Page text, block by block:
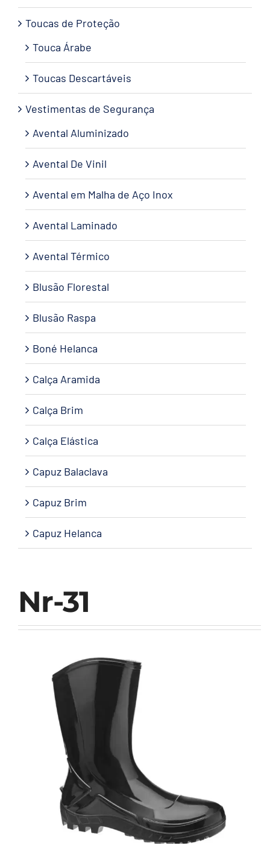
Nr-31
Toucas de Proteção
Touca Árabe
Toucas Descartáveis
Vestimentas de Segurança
Avental Aluminizado
Avental De Vinil
Avental em Malha de Aço Inox
Avental Laminado
Avental Térmico
Blusão Florestal
Blusão Raspa
Boné Helanca
Calça Aramida
Calça Brim
Calça Elástica
Capuz Balaclava
Capuz Brim
Capuz Helanca